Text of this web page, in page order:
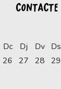
CONTACTE
Dc
26
Dj
27
Dv
28
Ds
29